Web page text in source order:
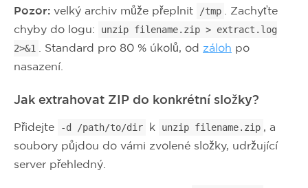
Pozor: velký archiv může přeplnit /tmp
. Zachyťte
chyby do logu:
unzip filename.zip > extract.log
2>&1
. Standard pro 80 % úkolů, od záloh po
nasazení.
Jak extrahovat ZIP do konkrétní složky?
Přidejte -d /path/to/dir k unzip filename.zip , a
soubory půjdou do vámi zvolené složky, udržující
server přehledný.